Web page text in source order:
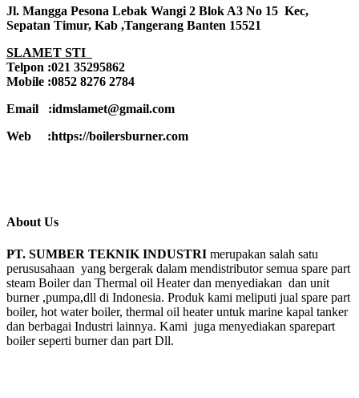
Jl. Mangga Pesona Lebak Wangi 2 Blok A3 No 15 Kec,
Sepatan Timur, Kab ,Tangerang Banten 15521
SLAMET STI
Telpon :021 35295862
Mobile :0852 8276 2784
Email :idmslamet@gmail.com
Web :https://boilersburner.com
About Us
PT. SUMBER TEKNIK INDUSTRI merupakan salah satu
perususahaan yang bergerak dalam mendistributor semua spare part
steam Boiler dan Thermal oil Heater dan menyediakan dan unit
burner ,pumpa,dll di Indonesia. Produk kami meliputi jual spare part
boiler, hot water boiler, thermal oil heater untuk marine kapal tanker
dan berbagai Industri lainnya. Kami juga menyediakan sparepart
boiler seperti burner dan part Dll.